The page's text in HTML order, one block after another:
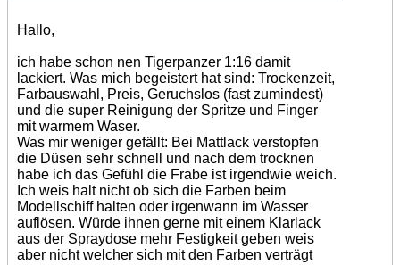
Hallo,
ich habe schon nen Tigerpanzer 1:16 damit
lackiert. Was mich begeistert hat sind: Trockenzeit,
Farbauswahl, Preis, Geruchslos (fast zumindest)
und die super Reinigung der Spritze und Finger
mit warmem Waser.
Was mir weniger gefällt: Bei Mattlack verstopfen
die Düsen sehr schnell und nach dem trocknen
habe ich das Gefühl die Frabe ist irgendwie weich.
Ich weis halt nicht ob sich die Farben beim
Modellschiff halten oder irgenwann im Wasser
auflösen. Würde ihnen gerne mit einem Klarlack
aus der Spraydose mehr Festigkeit geben weis
aber nicht welcher sich mit den Farben verträgt